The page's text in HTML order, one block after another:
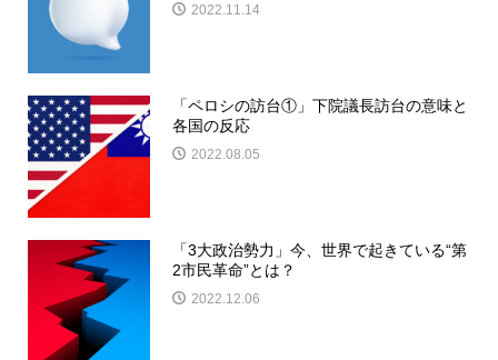
2022.11.14
「ペロシの訪台①」下院議長訪台の意味と
各国の反応
2022.08.05
「3大政治勢力」今、世界で起きている“第
2市民革命”とは？
2022.12.06